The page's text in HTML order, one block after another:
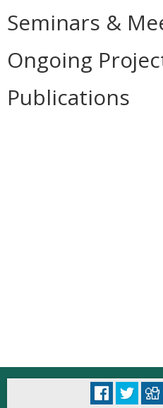
Seminars &
Ongoing
Publications
© Università degli Studi di Roma "La